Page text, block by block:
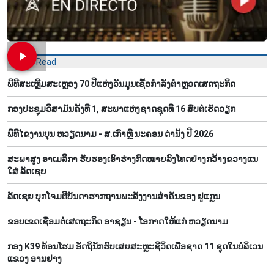
Most Read
ພິທີສະເຫຼີມສະເຫຼອງ 70 ປີແຫ່ງວັນມູນເຊື້ອກຳລັງຕຳຫຼວດເສດຖະກິດ
ກອງປະຊຸມວິສາມັນຄັ້ງທີ 1, ສະພາແຫ່ງຊາດຊຸດທີ 16 ສືບຕໍ່ເຮັດວຽກ
ພິທີໄຂງານບຸນ ຫວຽດນາມ - ສ.ເກົາຫຼີ ນະຄອນ ດ່ານັ້ງ ປີ 2026
ສະພາສູງ ອາເມລິກາ ຮັບຮອງເອົາຮ່າງກົດໝາຍລົງໂທດຢ່າງກວ້າງຂວາງແນ
ໃສ່ ລັດເຊຍ
ລັດເຊຍ ບຸກໂຈມຕີບັນດາຮາກຖານພະລັງງານສຳຄັນຂອງ ຢູແກຼນ
ຂອບເຂດເຊື່ອມຕໍ່ເສດຖະກິດ ອາຊຽນ - ໂອກາດໃຫ້ແກ່ ຫວຽດນາມ
ກອງ K39 ທ້ອນໂຮມ ອັດຖິນັກຮົບເສຍສະຫຼະຊີວິດເພື່ອຊາດ 11 ຊຸດໃນບໍລິເວນ
ແຂວງ ອານຢາງ